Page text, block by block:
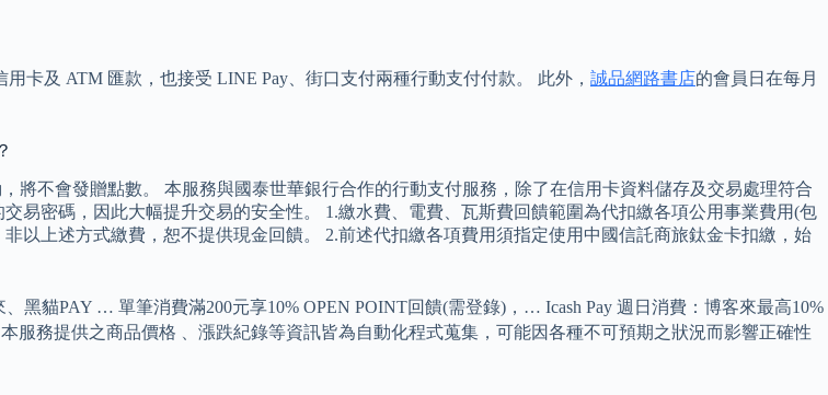
卡及 ATM 匯款，也接受 LINE Pay、街口支付兩種行動支付付款。 此外， 誠品網路書店的會員日在每月
將不會發贈點數。 本服務與國泰世華銀行合作的行動支付服務，除了在信用卡資料儲存及交易處理符合
易密碼，因此大幅提升交易的安全性。 1.繳水費、電費、瓦斯費回饋範圍為代扣繳各項公用事業費用(包
以上述方式繳費，恕不提供現金回饋。 2.前述代扣繳各項費用須指定使用中國信託商旅鈦金卡扣繳，始
黑貓PAY … 單筆消費滿200元享10% OPEN POINT回饋(需登錄)，… Icash Pay 週日消費：博客來最高10%
服務提供之商品價格 、漲跌紀錄等資訊皆為自動化程式蒐集，可能因各種不可預期之狀況而影響正確性